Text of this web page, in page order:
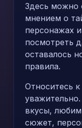
Здесь можно
мнением о
персонажах
посмотреть
оставалось
правила.
Относитесь
вкусы,
сюжет,